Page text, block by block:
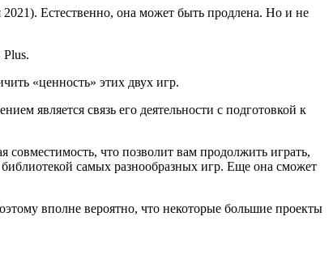
Естественно, она может быть продлена. Но и не
«ценность» этих двух игр.
является связь его деятельности с подготовкой к
совместимость, что позволит вам продолжить играть,
самых разнообразных игр. Еще она сможет
вполне вероятно, что некоторые большие проекты